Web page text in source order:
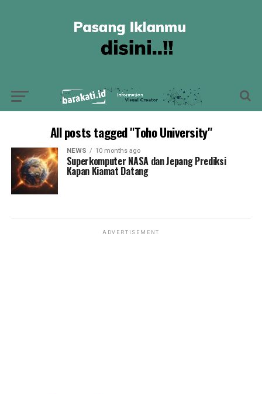
All posts tagged "Toho University"
NEWS 10 months ago
Superkomputer NASA dan Jepang Prediksi
Kapan Kiamat Datang
ADVERTISEMENT